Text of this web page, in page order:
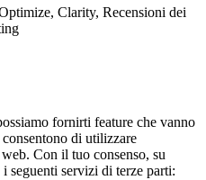
Clarity, Recensioni dei
fornirti feature che vanno
di utilizzare
Con il tuo consenso, su
seguenti servizi di terze parti: